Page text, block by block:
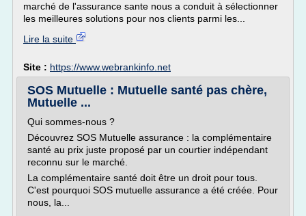
marché de l'assurance sante nous a conduit à sélectionner
les meilleures solutions pour nos clients parmi les...
Lire la suite
Site : https://www.webrankinfo.net
SOS Mutuelle : Mutuelle santé pas chère,
Mutuelle ...
Qui sommes-nous ?
Découvrez SOS Mutuelle assurance : la complémentaire
santé au prix juste proposé par un courtier indépendant
reconnu sur le marché.
La complémentaire santé doit être un droit pour tous.
C'est pourquoi SOS mutuelle assurance a été créée. Pour
nous, la...